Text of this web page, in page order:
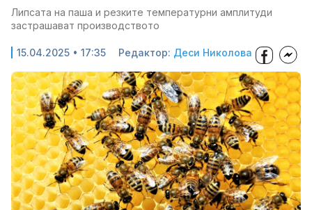
Липсата на паша и резките температурни амплитуди
застрашават производството
15.04.2025 • 17:35 Редактор: Деси Николова